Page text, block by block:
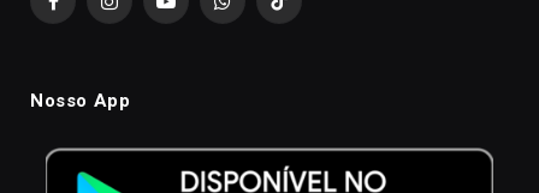
FacebookInstagramYouTubeWhatsAppTikTok
Nosso App